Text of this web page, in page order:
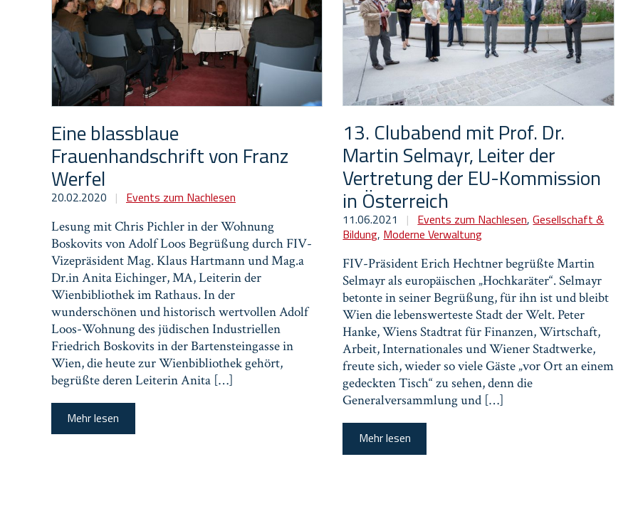
Eine blassblaue
Frauenhandschrift von Franz
Werfel
20.02.2020 | Events zum Nachlesen
Lesung mit Chris Pichler in der Wohnung
Boskovits von Adolf Loos Begrüßung durch FIV-
Vizepräsident Mag. Klaus Hartmann und Mag.a
Dr.in Anita Eichinger, MA, Leiterin der
Wienbibliothek im Rathaus. In der
wunderschönen und historisch wertvollen Adolf
Loos-Wohnung des jüdischen Industriellen
Friedrich Boskovits in der Bartensteingasse in
Wien, die heute zur Wienbibliothek gehört,
begrüßte deren Leiterin Anita […]
Mehr lesen
13. Clubabend mit Prof. Dr.
Martin Selmayr, Leiter der
Vertretung der EU-Kommission
in Österreich
11.06.2021 | Events zum Nachlesen,Gesellschaft &
Bildung, Moderne Verwaltung
FIV-Präsident Erich Hechtner begrüßte Martin
Selmayr als europäischen „Hochkaräter“. Selmayr
betonte in seiner Begrüßung, für ihn ist und bleibt
Wien die lebenswerteste Stadt der Welt. Peter
Hanke, Wiens Stadtrat für Finanzen, Wirtschaft,
Arbeit, Internationales und Wiener Stadtwerke,
freute sich, wieder so viele Gäste „vor Ort an einem
gedeckten Tisch“ zu sehen, denn die
Generalversammlung und […]
Mehr lesen